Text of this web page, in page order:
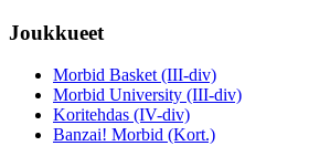
Joukkueet
Morbid Basket (III-div)
Morbid University (III-div)
Koritehdas (IV-div)
Banzai! Morbid (Kort.)